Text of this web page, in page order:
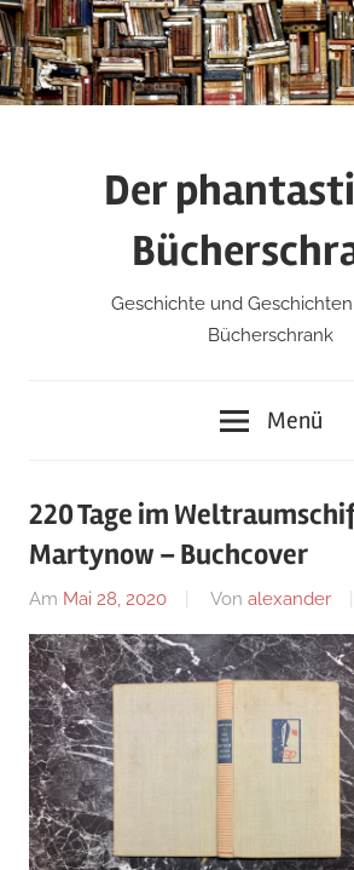
Zum
Inhalt
springen
Der
Geschichte und
Bücherschrank
Menü
220 Tage im
Martynow – Buchcover
Am Mai 28, 2020 Von alexander